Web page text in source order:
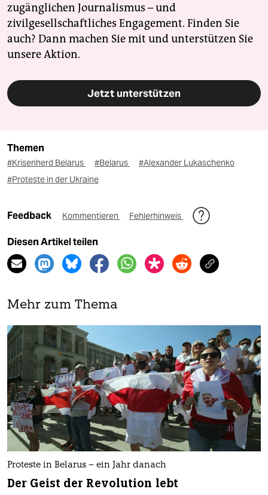
zugänglichen Journalismus – und
zivilgesellschaftliches Engagement. Finden Sie
auch? Dann machen Sie mit und unterstützen Sie
unsere Aktion.
Jetzt unterstützen
Themen
#Krisenherd Belarus #Belarus
#Alexander Lukaschenko
#Proteste in der Ukraine
Feedback Kommentieren Fehlerhinweis
Diesen Artikel teilen
Mehr zum Thema
Proteste in Belarus – ein Jahr danach
Der Geist der Revolution lebt